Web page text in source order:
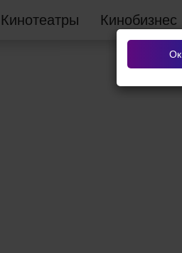
Кинотеатры Кинобизнес
Ок